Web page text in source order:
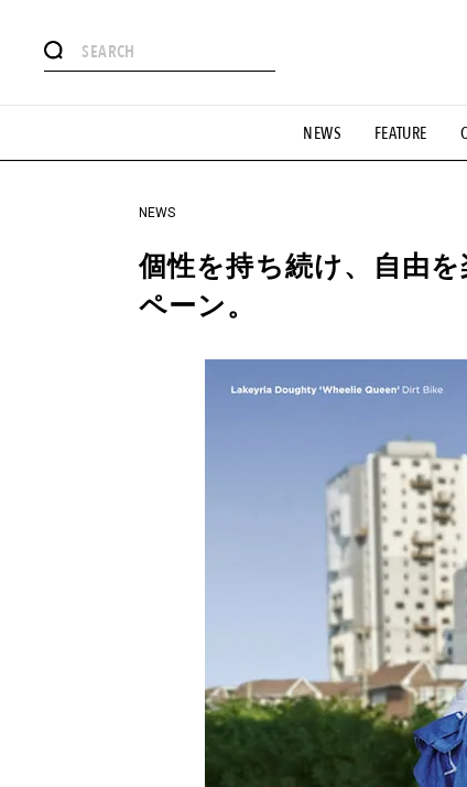
NEWS FEATURE
#憧れの逸品 #ESSENTIAL
#GH 銘品の所以 #フイナムのYouTube #Commune
#HANDSOME HANDBOOK
NEWS
個性を持ち続け、自由
ペーン。